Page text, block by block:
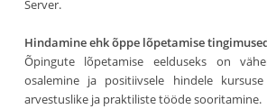
Server.
Hindamine ehk õppe lõpetamise
Õpingute lõpetamise eelduseks on
osalemine ja positiivsele hindele
arvestuslike ja praktiliste tööde sooritamine.